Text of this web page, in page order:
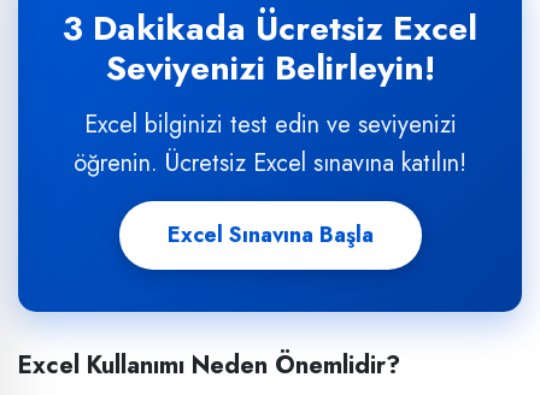
3 Dakikada Ücretsiz Excel
Seviyenizi Belirleyin!
Excel bilginizi test edin ve seviyenizi
öğrenin. Ücretsiz Excel sınavına katılın!
Excel Sınavına Başla
Excel Kullanımı Neden Önemlidir?